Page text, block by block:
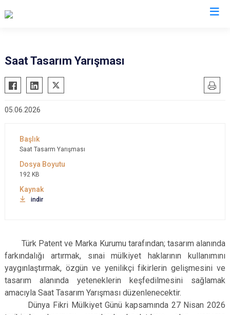
Saat Tasarım Yarışması
05.06.2026
Saat Tasarm Yarışması
192 KB
indir
Türk Patent ve Marka Kurumu tarafından; tasarım alanında
farkındalığı artırmak, sınai mülkiyet haklarının kullanımını
yaygınlaştırmak, özgün ve yenilikçi fikirlerin gelişmesini ve
tasarım alanında yeteneklerin keşfedilmesini sağlamak
amacıyla Saat Tasarım Yarışması düzenlenecektir.
Dünya Fikri Mülkiyet Günü kapsamında 27 Nisan 2026